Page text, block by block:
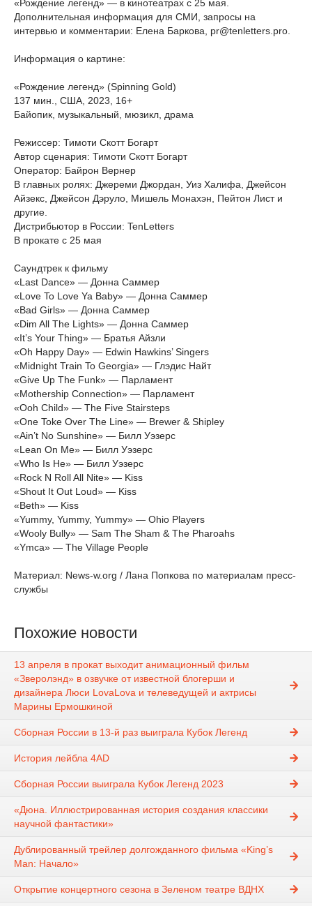
«Рождение легенд» — в кинотеатрах с 25 мая.
Дополнительная информация для СМИ, запросы на
интервью и комментарии: Елена Баркова, pr@tenletters.pro.
Информация о картине:
«Рождение легенд» (Spinning Gold)
137 мин., США, 2023, 16+
Байопик, музыкальный, мюзикл, драма
Режиссер: Тимоти Скотт Богарт
Автор сценария: Тимоти Скотт Богарт
Оператор: Байрон Вернер
В главных ролях: Джереми Джордан, Уиз Халифа, Джейсон
Айзекс, Джейсон Дэруло, Мишель Монахэн, Пейтон Лист и
другие.
Дистрибьютор в России: TenLetters
В прокате с 25 мая
Саундтрек к фильму
«Last Dance» — Донна Саммер
«Love To Love Ya Baby» — Донна Саммер
«Bad Girls» — Донна Саммер
«Dim All The Lights» — Донна Саммер
«It’s Your Thing» — Братья Айзли
«Oh Happy Day» — Edwin Hawkins’ Singers
«Midnight Train To Georgia» — Глэдис Найт
«Give Up The Funk» — Парламент
«Mothership Connection» — Парламент
«Ooh Child» — The Five Stairsteps
«One Toke Over The Line» — Brewer & Shipley
«Ain’t No Sunshine» — Билл Уэзерс
«Lean On Me» — Билл Уэзерс
«Who Is He» — Билл Уэзерс
«Rock N Roll All Nite» — Kiss
«Shout It Out Loud» — Kiss
«Beth» — Kiss
«Yummy, Yummy, Yummy» — Ohio Players
«Wooly Bully» — Sam The Sham & The Pharoahs
«Ymca» — The Village People
Материал: News-w.org / Лана Попкова по материалам пресс-
службы
Похожие новости
13 апреля в прокат выходит анимационный фильм
«Зверолэнд» в озвучке от известной блогерши и
дизайнера Люси LovaLova и телеведущей и актрисы
Марины Ермошкиной
Сборная России в 13-й раз выиграла Кубок Легенд
История лейбла 4AD
Сборная России выиграла Кубок Легенд 2023
«Дюна. Иллюстрированная история создания классики
научной фантастики»
Дублированный трейлер долгожданного фильма «King’s
Man: Начало»
Открытие концертного сезона в Зеленом театре ВДНХ